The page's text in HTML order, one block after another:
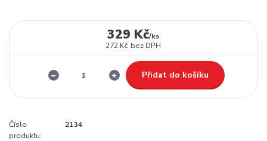
329 Kč/ks
272 Kč bez DPH
Přidat do košíku
Číslo
produktu:
2134